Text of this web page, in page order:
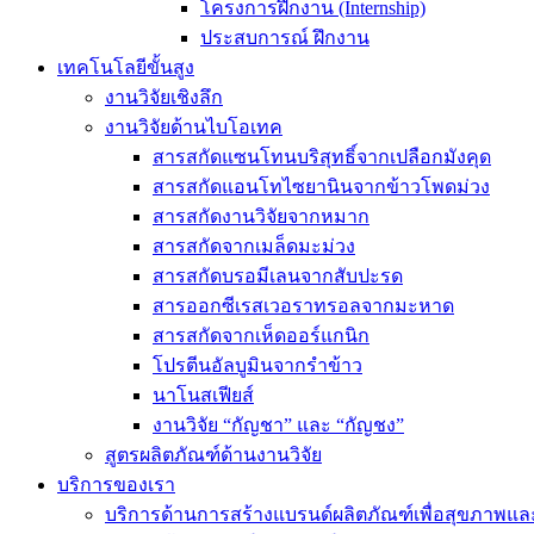
โครงการฝึกงาน (Internship)
ประสบการณ์ ฝึกงาน
เทคโนโลยีขั้นสูง
งานวิจัยเชิงลึก
งานวิจัยด้านไบโอเทค
สารสกัดแซนโทนบริสุทธิ์จากเปลือกมังคุด
สารสกัดแอนโทไซยานินจากข้าวโพดม่วง
สารสกัดงานวิจัยจากหมาก
สารสกัดจากเมล็ดมะม่วง
สารสกัดบรอมีเลนจากสับปะรด
สารออกซีเรสเวอราทรอลจากมะหาด
สารสกัดจากเห็ดออร์แกนิก
โปรตีนอัลบูมินจากรำข้าว
นาโนสเฟียส์
งานวิจัย “กัญชา” และ “กัญชง”
สูตรผลิตภัณฑ์ด้านงานวิจัย
บริการของเรา
บริการด้านการสร้างแบรนด์ผลิตภัณฑ์เพื่อสุขภาพแล